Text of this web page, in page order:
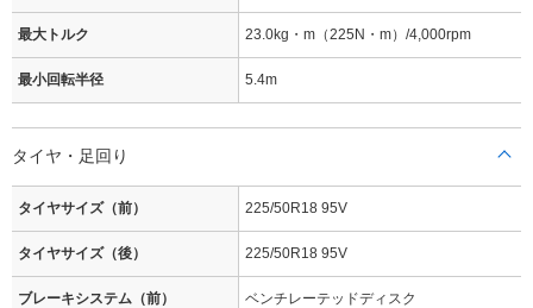
最大トルク 23.0kg・m（225N・m）/4,000rpm
最小回転半径 5.4m
タイヤ・足回り
タイヤサイズ（前） 225/50R18 95V
タイヤサイズ（後） 225/50R18 95V
ブレーキシステム（前） ベンチレーテッドディスク